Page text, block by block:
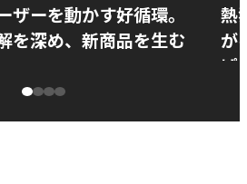
ザーを動かす好循環。
を深め、新商品を生む
熱
が
ぱ